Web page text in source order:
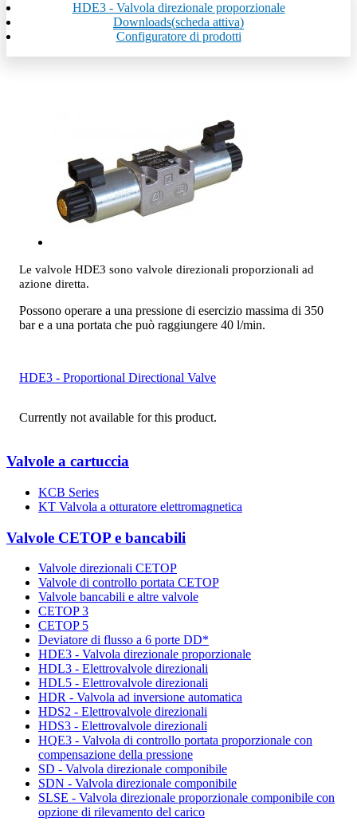
HDE3 - Valvola direzionale proporzionale
Downloads(scheda attiva)
Configuratore di prodotti
Le valvole HDE3 sono valvole direzionali proporzionali ad
azione diretta.
Possono operare a una pressione di esercizio massima di 350
bar e a una portata che può raggiungere 40 l/min.
HDE3 - Proportional Directional Valve
Currently not available for this product.
Valvole a cartuccia
KCB Series
KT Valvola a otturatore elettromagnetica
Valvole CETOP e bancabili
Valvole direzionali CETOP
Valvole di controllo portata CETOP
Valvole bancabili e altre valvole
CETOP 3
CETOP 5
Deviatore di flusso a 6 porte DD*
HDE3 - Valvola direzionale proporzionale
HDL3 - Elettrovalvole direzionali
HDL5 - Elettrovalvole direzionali
HDR - Valvola ad inversione automatica
HDS2 - Elettrovalvole direzionali
HDS3 - Elettrovalvole direzionali
HQE3 - Valvola di controllo portata proporzionale con
compensazione della pressione
SD - Valvola direzionale componibile
SDN - Valvola direzionale componibile
SLSE - Valvola direzionale proporzionale componibile con
opzione di rilevamento del carico